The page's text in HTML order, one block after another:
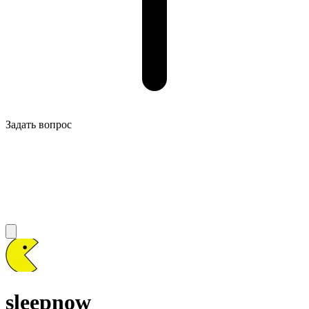
Задать вопрос
sleepnow